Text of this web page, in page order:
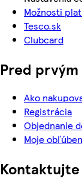
Možnosti
Tesco.sk
Clubcard
Pred
Ako
Registrácia
Objednanie
Moje
Kontaktujte